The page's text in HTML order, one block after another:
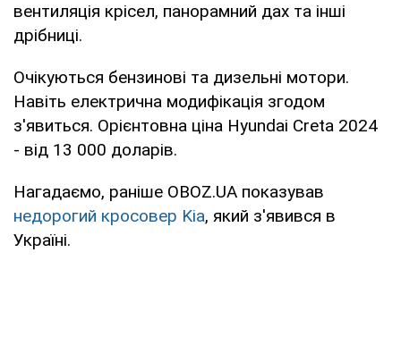
вентиляція крісел, панорамний дах та інші
дрібниці.
Очікуються бензинові та дизельні мотори.
Навіть електрична модифікація згодом
з'явиться. Орієнтовна ціна Hyundai Creta 2024
- від 13 000 доларів.
Нагадаємо, раніше OBOZ.UA показував
недорогий кросовер Kia, який з'явився в
Україні.